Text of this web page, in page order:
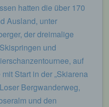
hatten die über 170
Ausland, unter
der dreimalige
und
auf
Start in der „Skiarena
Bergwanderweg,
und den